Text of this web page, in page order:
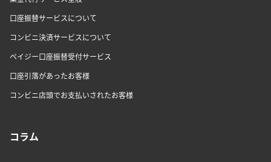
口座振替サービスについて
コンビニ決済サービスについて
ペイジー口座振替受付サービス
口座引落があったお客様
コンビニ店頭でお支払いされたお客様
コラム